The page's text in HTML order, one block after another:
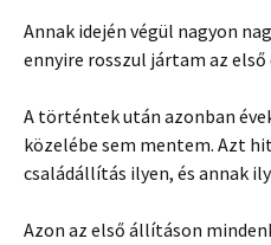
Annak idején végül nagyon
ennyire rosszul jártam az
A történtek után azonban
közelébe sem mentem. Azt
családállítás ilyen, és annak
Azon az első állításon